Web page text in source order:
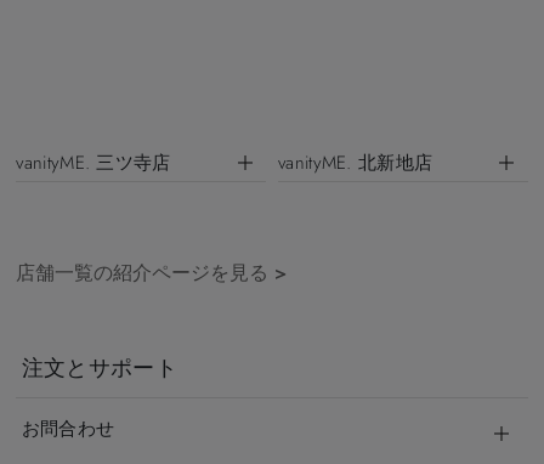
vanityME. 三ツ寺店 vanityME. 北新地店
店舗一覧の紹介ページを見る >
注文とサポート
お問合わせ